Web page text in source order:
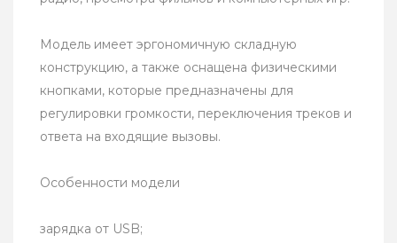
Модель имеет эргономичную складную
конструкцию, а также оснащена физическими
кнопками, которые предназначены для
регулировки громкости, переключения треков и
ответа на входящие вызовы.
Особенности модели
зарядка от USB;